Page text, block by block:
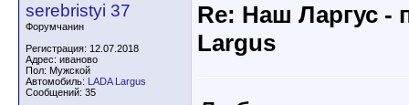
serebristyi 37
Форумчанин
Регистрация: 12.07.2018
Адрес: иваново
Пол: Мужской
Автомобиль: LADA Largus
Сообщений: 35
Re: Наш Ларгус -
Largus